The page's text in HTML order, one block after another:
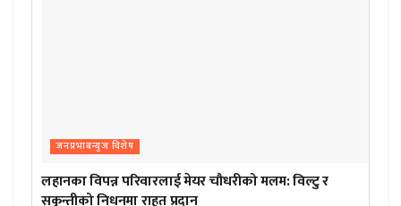
जनप्रभाबन्युज विशेष
लहानका विपन्न परिवारलाई मेयर चौधरीको मलम: विल्टु र
सकुन्तीको निधनमा राहत प्रदान